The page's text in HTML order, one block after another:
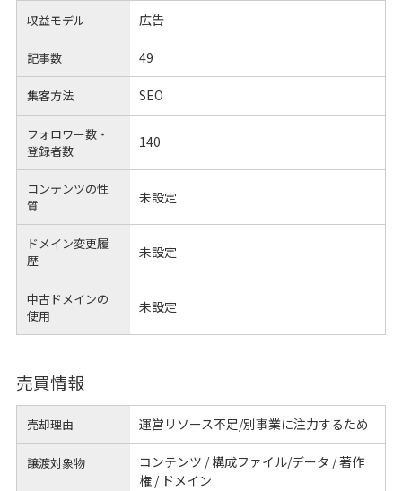
収益モデル 広告
記事数 49
集客方法 SEO
フォロワー数・
登録者数
140
コンテンツの性
質
未設定
ドメイン変更履
歴
未設定
中古ドメインの
使用
未設定
売買情報
売却理由 運営リソース不足/別事業に注力するため
譲渡対象物
コンテンツ / 構成ファイル/データ / 著作
権 / ドメイン